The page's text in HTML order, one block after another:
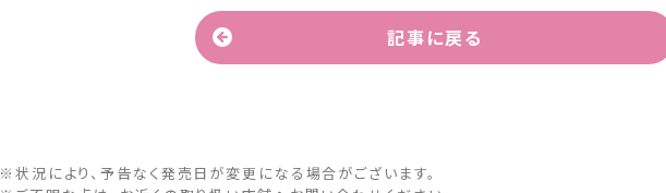
記事に戻る
※状況により、予告なく発売日が変更になる場合がございます。